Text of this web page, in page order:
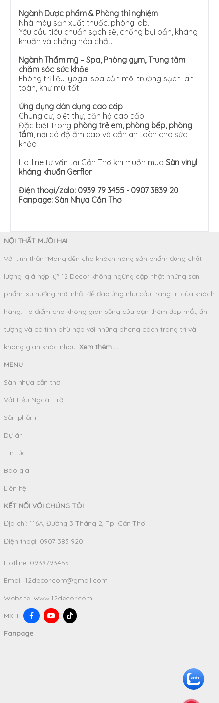
Ngành Dược phẩm & Phòng thí nghiệm
Nhà máy sản xuất thuốc, phòng lab.
Yêu cầu tiêu chuẩn sạch sẽ, chống bụi bẩn, kháng
khuẩn và chống hóa chất.
Ngành Thẩm mỹ – Spa, Phòng gym, Trung tâm
chăm sóc sức khỏe
Phòng trị liệu, yoga, spa cần môi trường sạch, an
toàn, khử mùi tốt.
Ứng dụng dân dụng cao cấp
Chung cư, biệt thự, căn hộ cao cấp.
Đặc biệt trong phòng trẻ em, phòng bếp, phòng
tắm , nơi có độ ẩm cao và cần an toàn cho sức
khỏe.
Hotline tư vấn tại Cần Thơ khi muốn mua Sàn vinyl
kháng khuẩn Gerflor
Điện thoại/zalo: 0939 79 3455 - 0907 3839 20
Fanpage: Sàn Nhựa Cần Thơ
NỘI THẤT MƯỜI HAI
Với tinh thần "Mang đến cho khách hàng sản phẩm đúng chất
lượng, giá hợp lý" 12 Decor không ngừng cập nhật những sản
phẩm, xu hướng mới nhất để đáp ứng nhu cầu trang trí của khách
hàng. Tô điểm cho không gian sống của bạn thêm đẹp mắt, ấn
tượng và cá tính phù hợp với những phong cách trang trí và
không gian khác nhau. Xem thêm ...
MENU
Sàn nhựa cần thơ
Vật Liệu Ngoài Trời
Sản phẩm
Dự án
Tin tức
Báo giá
Liên hệ
KẾT NỐI VỚI CHÚNG TÔI
Địa chỉ: 116A, Đường 3 Tháng 2, Tp. Cần Thơ
Điện thoại: 0907 383 920
Hotline: 0939793455
Email: 12decor.com@gmail.com
Website: www.12decor.com
MXH:
Fanpage